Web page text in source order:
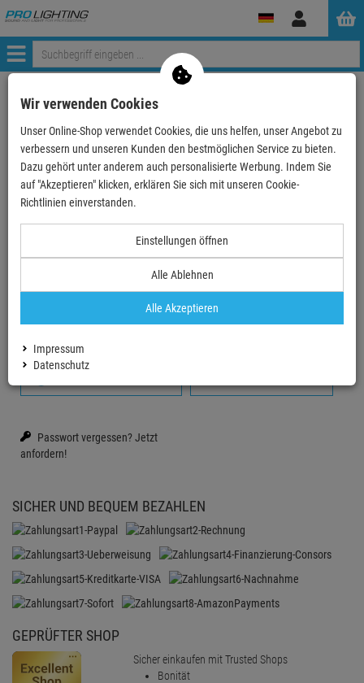
Anmelden
Menü
Mein Konto
Anmeldung
Ihre E-Mail
Passwort
Passwort vergessen?Jetzt
anfordern!
SICHER UND BEQUEM BEZAHLEN
GEPRÜFTER SHOP
Sicher einkaufen mit Trusted Shops
Bonität
Wir verwenden Cookies
Unser Online-Shop verwendet Cookies, die uns helfen, unser Angebot zu
verbessern und unseren Kunden den bestmöglichen Service zu bieten.
Dazu gehört unter anderem auch personalisierte Werbung. Indem Sie
auf "Akzeptieren" klicken, erklären Sie sich mit unseren Cookie-
Richtlinien einverstanden.
Einstellungen öffnen
Alle Ablehnen
Alle Akzeptieren
Impressum
Datenschutz